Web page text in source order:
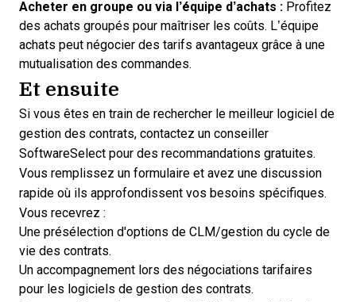
Acheter en groupe ou via l’équipe d’achats : Profitez
des achats groupés pour maîtriser les coûts. L’équipe
achats peut négocier des tarifs avantageux grâce à une
mutualisation des commandes.
Et ensuite
Si vous êtes en train de rechercher le meilleur logiciel de
gestion des contrats, contactez un conseiller
SoftwareSelect pour des recommandations gratuites.
Vous remplissez un formulaire et avez une discussion
rapide où ils approfondissent vos besoins spécifiques.
Vous recevrez :
Une présélection d'options de CLM/gestion du cycle de
vie des contrats.
Un accompagnement lors des négociations tarifaires
pour les logiciels de gestion des contrats.